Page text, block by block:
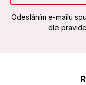
Odesláním e-mailu
dle